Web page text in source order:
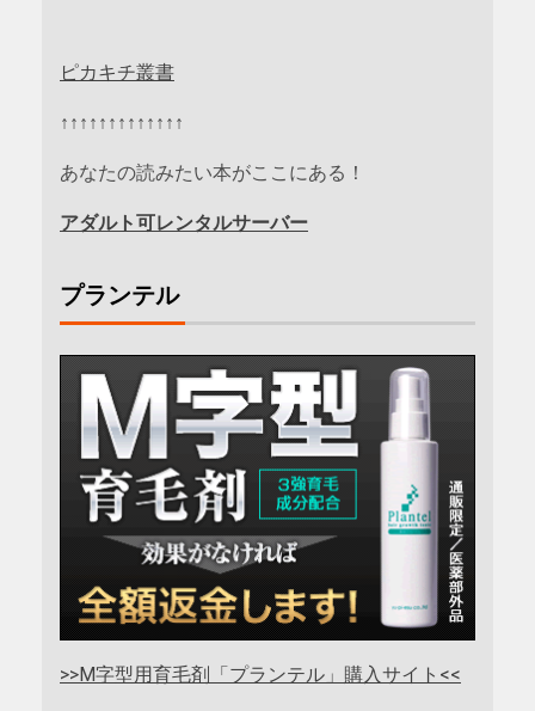
ピカキチ叢書
↑↑↑↑↑↑↑↑↑↑↑↑↑
あなたの読みたい本がここにある！
アダルト可レンタルサーバー
プランテル
>>M字型用育毛剤「プランテル」購入サイト<<